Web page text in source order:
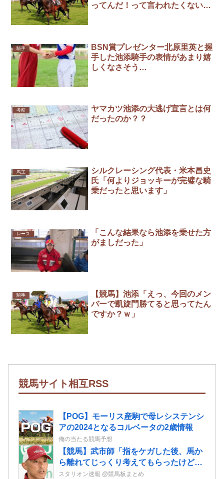
ってんだ！って言われたくないの
騎手
BSN賞プレゼンター北原里英と握
手した池添騎手の表情があまり嬉
しくなさそう…
考察
ヤマカツ池添の大逃げ宣言とは何
だったのか？？
馬主
シルクレーシング代表・米本昌史
氏「何よりジョッキーが完璧な騎
乗だったと思います」
レース
「こんな結果なら池添を乗せた方
がましだった」
騎手
【競馬】池添「えっ、今回のメン
バーで凱旋門勝てると思ってたん
ですか？ｗ」
競馬サイト相互RSS
【POG】モーリス産駒で母レシステンシ
アの2024となるコルベータの2歳情報
俺の当たる競馬予想
【競馬】武市師「指をケガした後、馬か
ら離れてじっくり考えてもらったけど心
も折れてしまった様子」大江原比呂騎手
スタリオン速報 @競馬板まとめ